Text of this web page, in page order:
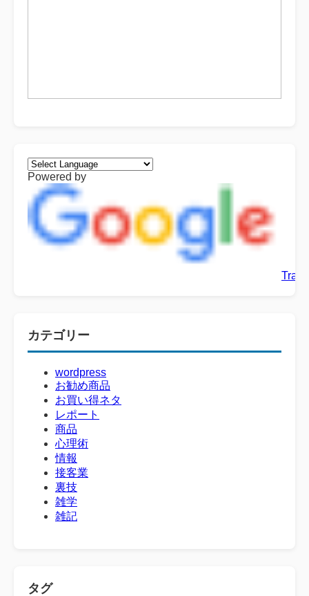
Powered by
カテゴリー
wordpress
お勧め商品
お買い得ネタ
レポート
商品
心理術
情報
接客業
裏技
雑学
雑記
タグ